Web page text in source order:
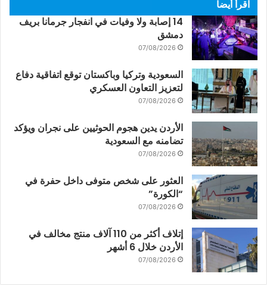
اقرأ أيضاً
14 إصابة ولا وفيات في انفجار جرمانا بريف
دمشق
07/08/2026
السعودية وتركيا وباكستان توقع اتفاقية دفاع
لتعزيز التعاون العسكري
07/08/2026
الأردن يدين هجوم الحوثيين على نجران ويؤكد
تضامنه مع السعودية
07/08/2026
العثور على شخص متوفى داخل حفرة في
“الكورة”
07/08/2026
إتلاف أكثر من 110 آلاف منتج مخالف في
الأردن خلال 6 أشهر
07/08/2026